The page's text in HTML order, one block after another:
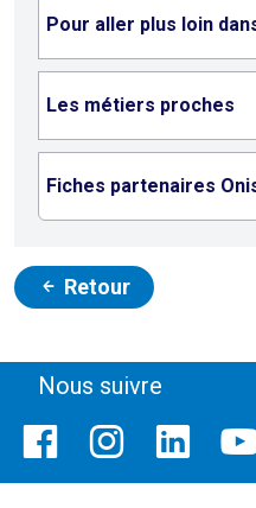
Pour aller plus loin
Les métiers proches
Fiches partenaires
Retour
Nous suivre